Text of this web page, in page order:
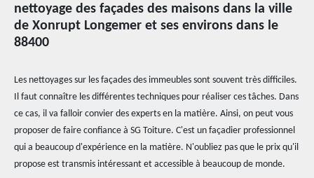
nettoyage des façades des maisons dans la ville
de Xonrupt Longemer et ses environs dans le
88400
Les nettoyages sur les façades des immeubles sont souvent très difficiles.
Il faut connaître les différentes techniques pour réaliser ces tâches. Dans
ce cas, il va falloir convier des experts en la matière. Ainsi, on peut vous
proposer de faire confiance à SG Toiture. C'est un façadier professionnel
qui a beaucoup d'expérience en la matière. N'oubliez pas que le prix qu'il
propose est transmis intéressant et accessible à beaucoup de monde.